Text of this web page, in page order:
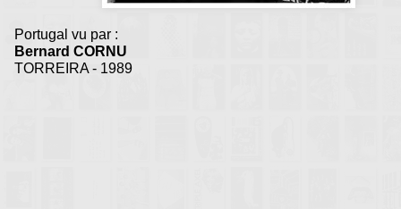
Portugal vu par :
Bernard CORNU
TORREIRA - 1989